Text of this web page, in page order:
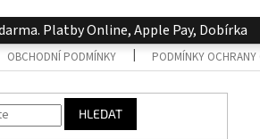
Platby Online, Apple Pay, Dobírka
OBCHODNÍ PODMÍNKY PODMÍNKY OCHRANY
HLEDAT